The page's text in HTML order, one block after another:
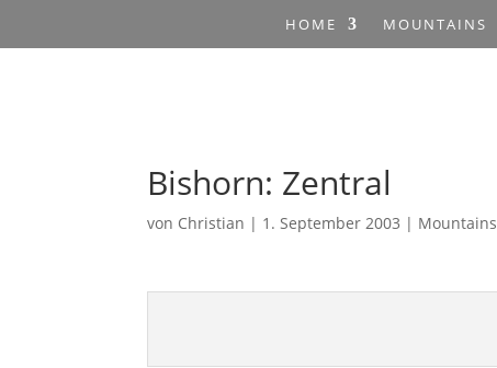
HOME MOUNTAINS
Bishorn: Zentral
von Christian | 1. September 2003 | Mountains